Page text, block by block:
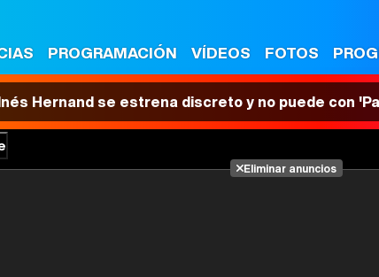
PROGRAMACIÓN VÍDEOS FOTOS
Hernand se estrena discreto y no puede con
Eliminar anuncios